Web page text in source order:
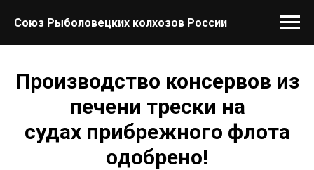
Союз Рыболовецких колхозов России
Производство консервов из
печени трески на
судах прибрежного флота
одобрено!